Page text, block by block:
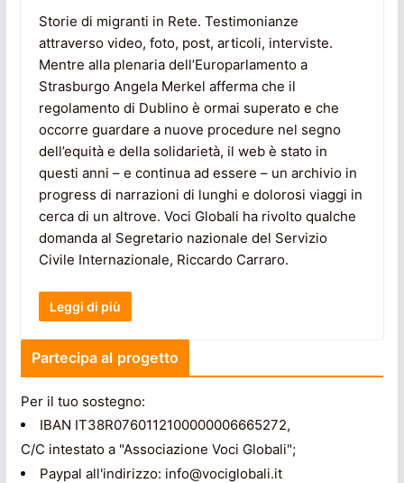
Storie di migranti in Rete. Testimonianze
attraverso video, foto, post, articoli, interviste.
Mentre alla plenaria dell’Europarlamento a
Strasburgo Angela Merkel afferma che il
regolamento di Dublino è ormai superato e che
occorre guardare a nuove procedure nel segno
dell’equità e della solidarietà, il web è stato in
questi anni – e continua ad essere – un archivio in
progress di narrazioni di lunghi e dolorosi viaggi in
cerca di un altrove. Voci Globali ha rivolto qualche
domanda al Segretario nazionale del Servizio
Civile Internazionale, Riccardo Carraro.
Leggi di più
Partecipa al progetto
Per il tuo sostegno:
IBAN IT38R0760112100000006665272,
C/C intestato a "Associazione Voci Globali";
Paypal all'indirizzo: info@vociglobali.it